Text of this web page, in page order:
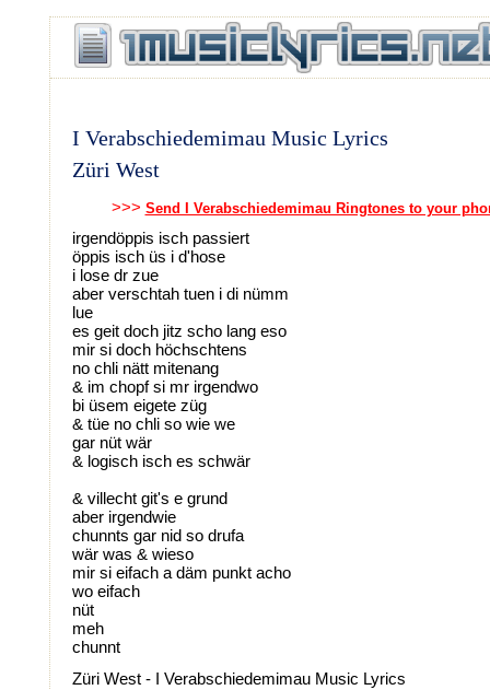
I Verabschiedemimau Music Lyrics
Züri West
>>> Send I Verabschiedemimau Ringtones to your
irgendöppis isch passiert
öppis isch üs i d'hose
i lose dr zue
aber verschtah tuen i di nümm
lue
es geit doch jitz scho lang eso
mir si doch höchschtens
no chli nätt mitenang
& im chopf si mr irgendwo
bi üsem eigete züg
& tüe no chli so wie we
gar nüt wär
& logisch isch es schwär
& villecht git's e grund
aber irgendwie
chunnts gar nid so drufa
wär was & wieso
mir si eifach a däm punkt acho
wo eifach
nüt
meh
chunnt
Züri West - I Verabschiedemimau Music Lyrics